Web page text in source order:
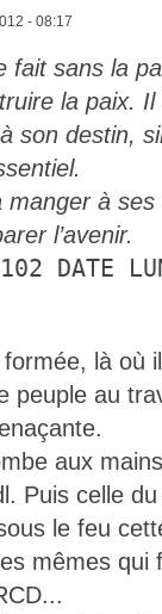
- 08:17
fait sans la
la paix.
son destin,
manger à
l’avenir.
DATE
là où
peuple au
aux
Puis celle
le feu
mêmes qui